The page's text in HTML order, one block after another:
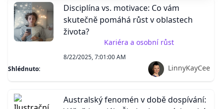
Disciplína vs. motivace: Co vám
skutečně pomáhá růst v oblastech
života?
Kariéra a osobní růst
8/22/2025, 7:01:00 AM
Shlédnuto:
LinnyKayCee
Australský fenomén v době dospívání: